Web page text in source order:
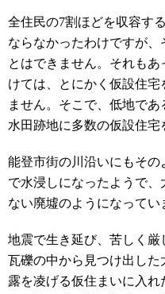
全住民の7割ほどを収容す
ならなかったわけですが、
とはできません。それも
けては、とにかく仮設住
ません。そこで、低地で
水田跡地に多数の仮設住宅
能登市街の川沿いにもそ
で水浸しになったようで
ない廃墟のようになってい
地震で生き延び、苦しく
瓦礫の中から見つけ出し
露を凌げる仮住まいに入